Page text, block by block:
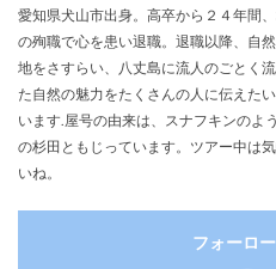
愛知県犬山市出身。高卒から２４年間
の殉職で心を患い退職。退職以降、自
地をさすらい、八丈島に流人のごとく
た自然の魅力をたくさんの人に伝えた
います.屋号の由来は、スナフキンのよ
の杉田ともじっています。ツアー中は
いね。
フォーロ